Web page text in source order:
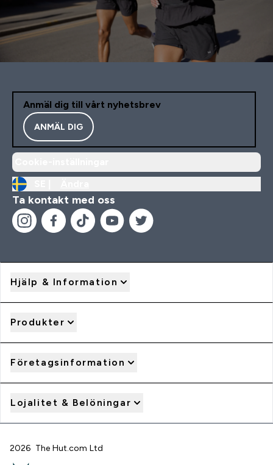
Anmäl dig till vårt nyhetsbrev
ANMÄL DIG
Ta kontakt med oss
Hjälp & Information
Produkter
Företagsinformation
Lojalitet & Belöningar
2026 The Hut.com Ltd